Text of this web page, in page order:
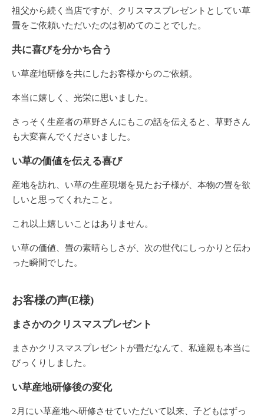
祖父から続く当店ですが、クリスマスプレゼントとしてい草
畳をご依頼いただいたのは初めてのことでした。
共に喜びを分かち合う
い草産地研修を共にしたお客様からのご依頼。
本当に嬉しく、光栄に思いました。
さっそく生産者の草野さんにもこの話を伝えると、草野さん
も大変喜んでくださいました。
い草の価値を伝える喜び
産地を訪れ、い草の生産現場を見たお子様が、本物の畳を欲
しいと思ってくれたこと。
これ以上嬉しいことはありません。
い草の価値、畳の素晴らしさが、次の世代にしっかりと伝わ
った瞬間でした。
お客様の声(E様)
まさかのクリスマスプレゼント
まさかクリスマスプレゼントが畳だなんて、私達親も本当に
びっくりしました。
い草産地研修後の変化
2月にい草産地へ研修させていただいて以来、子どもはずっ